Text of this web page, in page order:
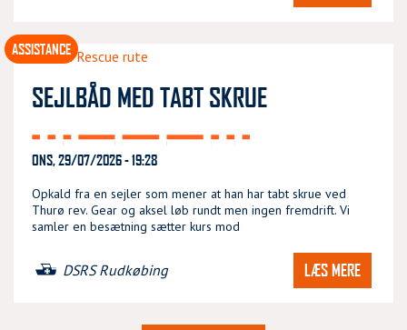
SEJLBÅD MED TABT SKRUE
ONS, 29/07/2026 - 19:28
Opkald fra en sejler som mener at han har tabt skrue ved
Thurø rev. Gear og aksel løb rundt men ingen fremdrift. Vi
samler en besætning sætter kurs mod
DSRS Rudkøbing LÆS MERE
ASSISTANCE